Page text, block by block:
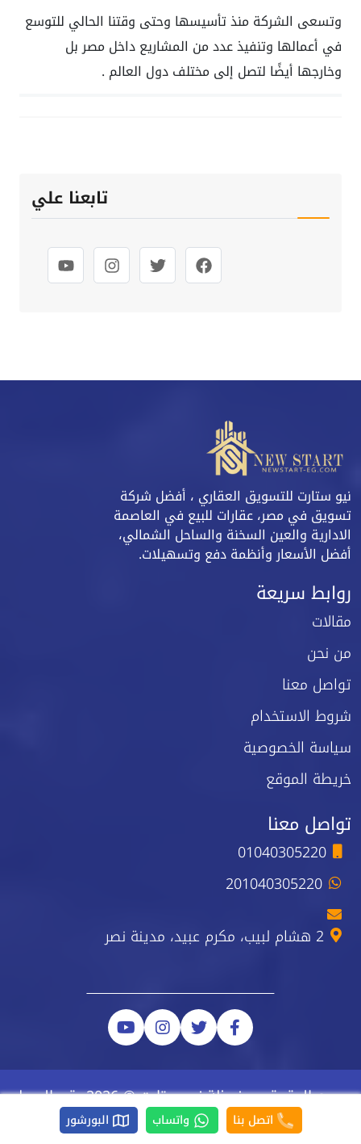
وتسعى الشركة منذ تأسيسها وحتى وقتنا الحالي للتوسع
في أعمالها وتنفيذ عدد من المشاريع داخل مصر بل
وخارجها أيضًا لتصل إلى مختلف دول العالم .
تابعنا علي
نيو ستارت للتسويق العقاري ، أفضل شركة
تسويق في مصر، عقارات للبيع في العاصمة
الادارية والعين السخنة والساحل الشمالي،
أفضل الأسعار وأنظمة دفع وتسهيلات.
روابط سريعة
مقالات
من نحن
تواصل معنا
شروط الاستخدام
سياسة الخصوصية
خريطة الموقع
تواصل معنا
01040305220
201040305220
2 هشام لبيب، مكرم عبيد، مدينة نصر
جميع الحقوق محفوظة نيو ستارت © 2026 رقم السجل
الضريبي 223-743-723اتصل بنا واتساب البورشور